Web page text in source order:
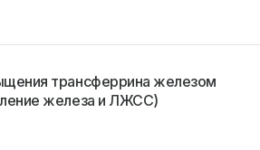
трансферрина железом
железа и ЛЖСС)